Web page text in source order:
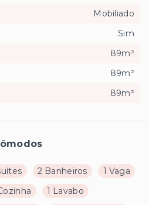
2 Banheiros
1 Vaga
1 Lavabo
Mobiliado
Sim
89m²
89m²
89m²